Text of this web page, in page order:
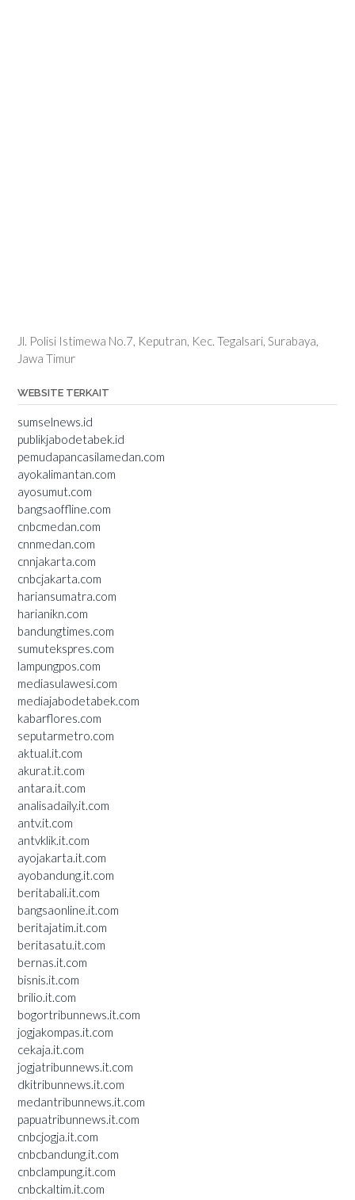
Jl. Polisi Istimewa No.7, Keputran, Kec. Tegalsari, Surabaya,
Jawa Timur
WEBSITE TERKAIT
sumselnews.id
publikjabodetabek.id
pemudapancasilamedan.com
ayokalimantan.com
ayosumut.com
bangsaoffline.com
cnbcmedan.com
cnnmedan.com
cnnjakarta.com
cnbcjakarta.com
hariansumatra.com
harianikn.com
bandungtimes.com
sumutekspres.com
lampungpos.com
mediasulawesi.com
mediajabodetabek.com
kabarflores.com
seputarmetro.com
aktual.it.com
akurat.it.com
antara.it.com
analisadaily.it.com
antv.it.com
antvklik.it.com
ayojakarta.it.com
ayobandung.it.com
beritabali.it.com
bangsaonline.it.com
beritajatim.it.com
beritasatu.it.com
bernas.it.com
bisnis.it.com
brilio.it.com
bogortribunnews.it.com
jogjakompas.it.com
cekaja.it.com
jogjatribunnews.it.com
dkitribunnews.it.com
medantribunnews.it.com
papuatribunnews.it.com
cnbcjogja.it.com
cnbcbandung.it.com
cnbclampung.it.com
cnbckaltim.it.com